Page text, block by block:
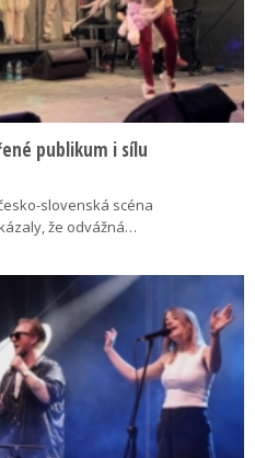
publikum i sílu
slovenská scéna
že odvážná…